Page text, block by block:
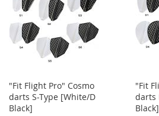
"Fit Flight Pro" Cosmo
darts S-Type [White/D
Black]
"Fit
darts
Black]